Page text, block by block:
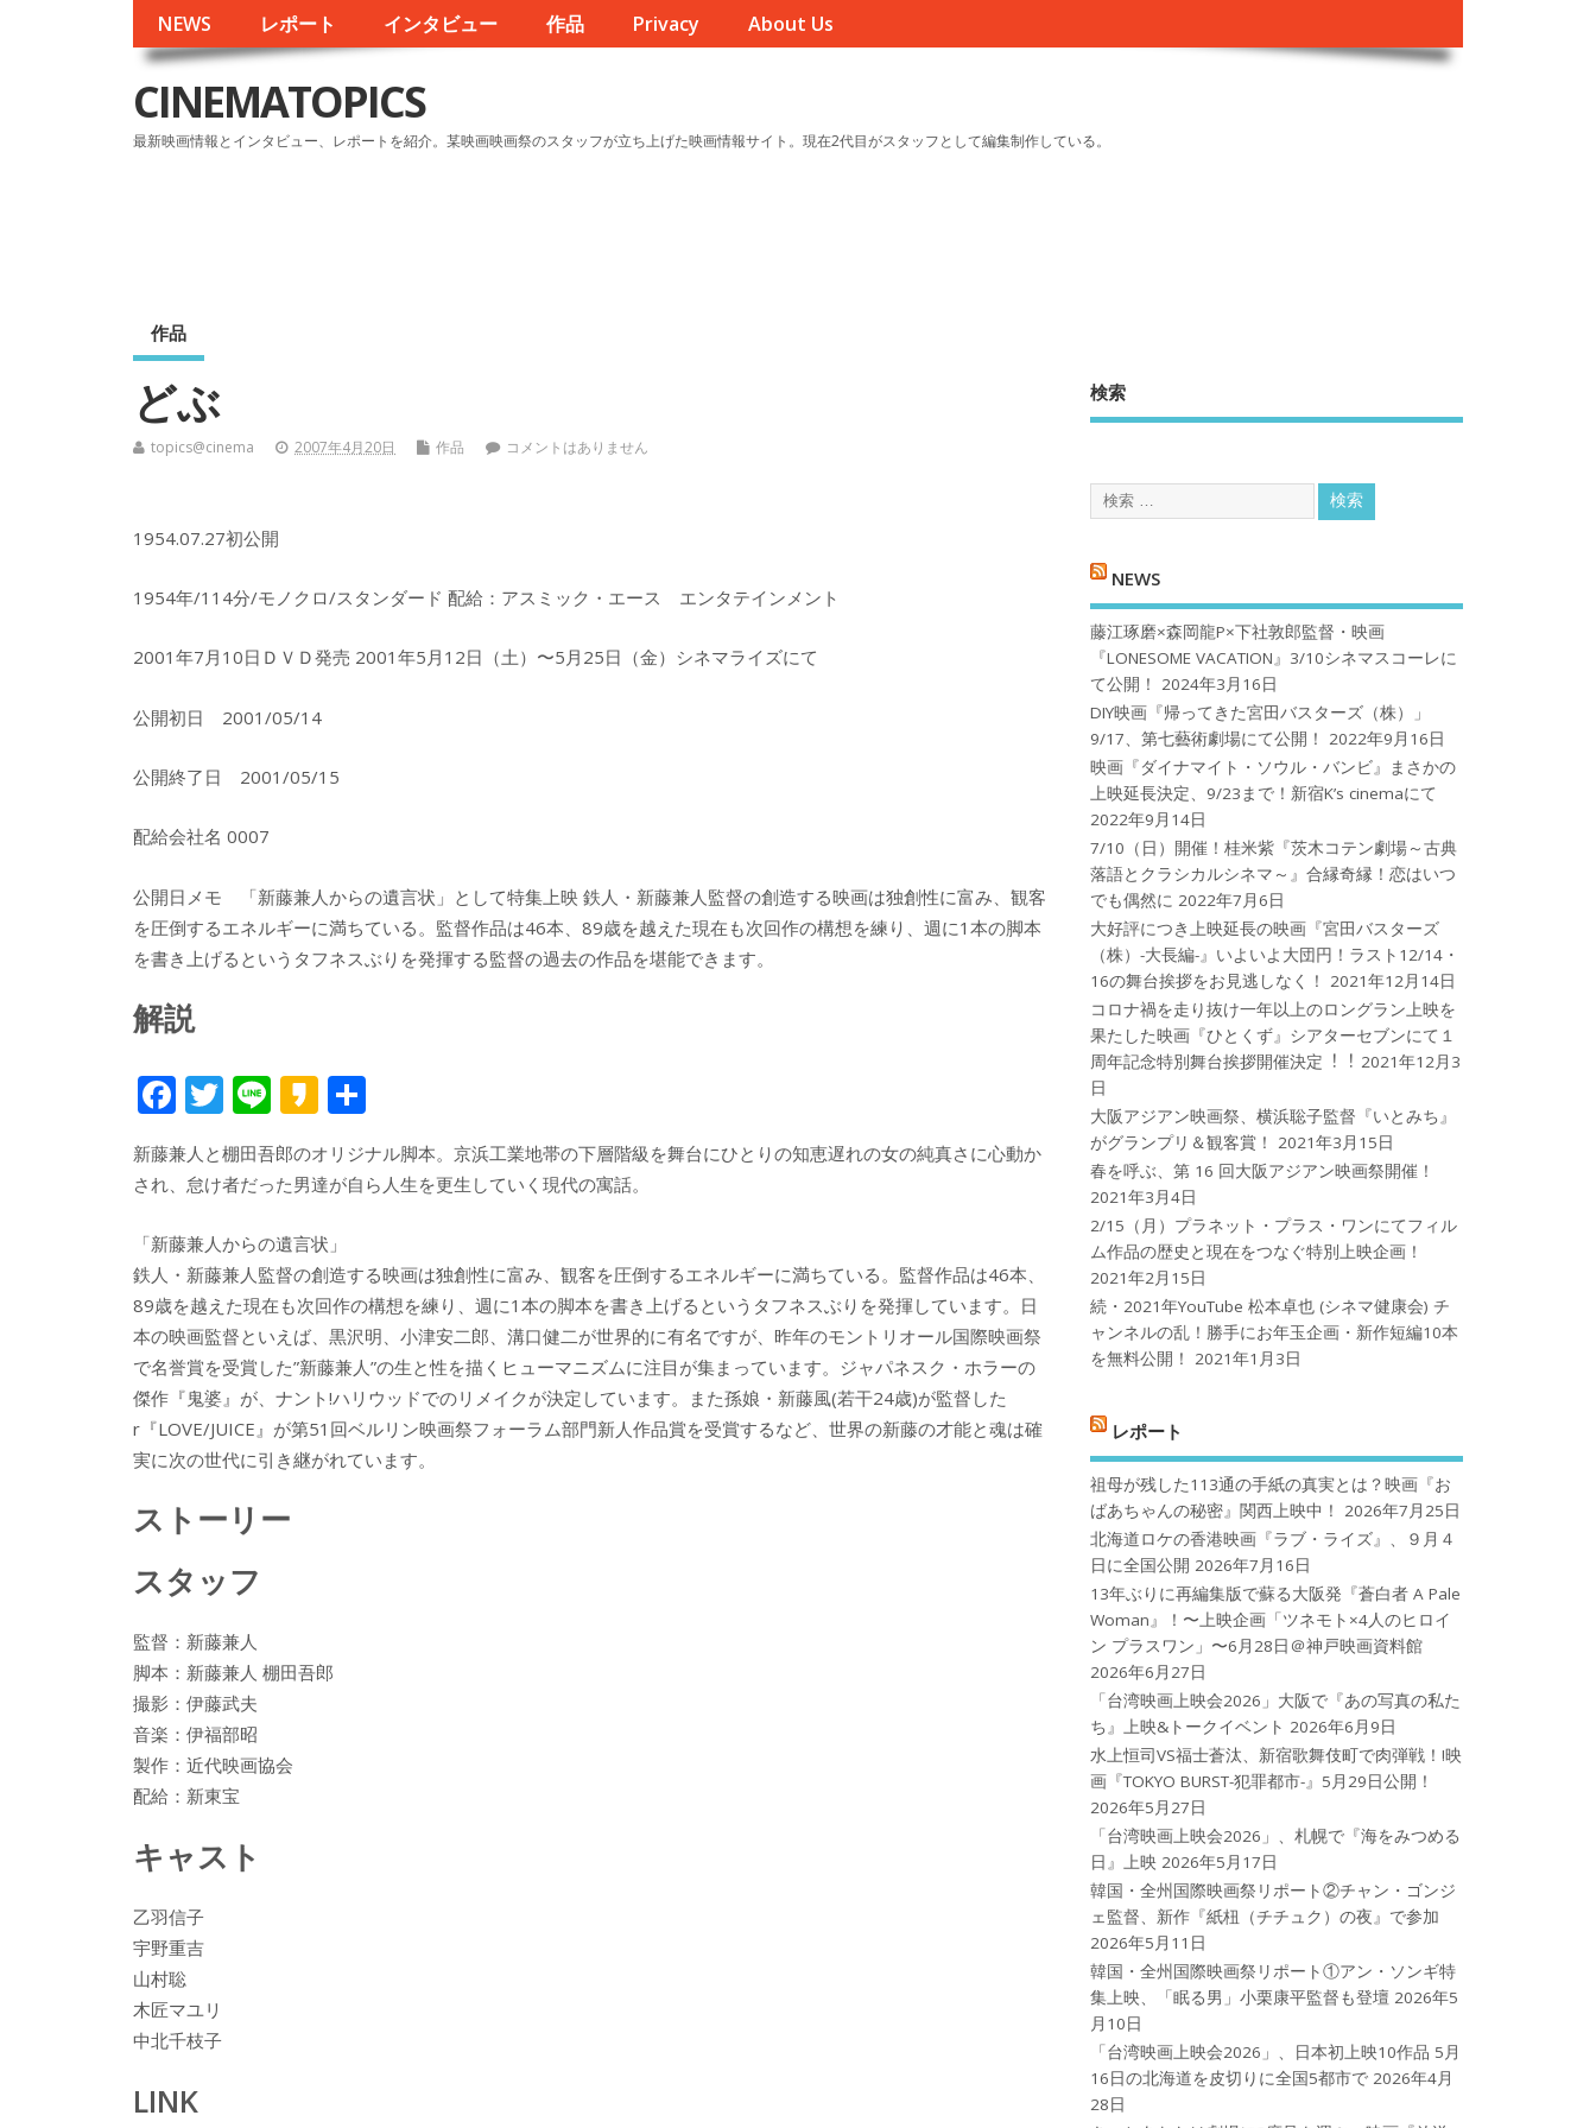
NEWS レポート インタビュー 作品 Privacy About Us
CINEMATOPICS
最新映画情報とインタビュー、レポートを紹介。某映画映画祭のスタッフが立ち上げた映画情報サイト。現在2代目がスタッフとして編集制作している。
作品
どぶ
topics@cinema 2007年4月20日 作品 コメントはありません
1954.07.27初公開
1954年/114分/モノクロ/スタンダード 配給：アスミック・エース エンタテインメント
2001年7月10日ＤＶＤ発売 2001年5月12日（土）〜5月25日（金）シネマライズにて
公開初日 2001/05/14
公開終了日 2001/05/15
配給会社名 0007
公開日メモ 「新藤兼人からの遺言状」として特集上映 鉄人・新藤兼人監督の創造する映画は独創性に富み、観客
を圧倒するエネルギーに満ちている。監督作品は46本、89歳を越えた現在も次回作の構想を練り、週に1本の脚本
を書き上げるというタフネスぶりを発揮する監督の過去の作品を堪能できます。
解説
F
ac
e
b
o
o
k
T
w
itt
er
Li
n
e
K
k
a
o
有
新藤兼人と棚田吾郎のオリジナル脚本。京浜工業地帯の下層階級を舞台にひとりの知恵遅れの女の純真さに心動か
され、怠け者だった男達が自ら人生を更生していく現代の寓話。
「新藤兼人からの遺言状」
鉄人・新藤兼人監督の創造する映画は独創性に富み、観客を圧倒するエネルギーに満ちている。監督作品は46本、
89歳を越えた現在も次回作の構想を練り、週に1本の脚本を書き上げるというタフネスぶりを発揮しています。日
本の映画監督といえば、黒沢明、小津安二郎、溝口健二が世界的に有名ですが、昨年のモントリオール国際映画祭
で名誉賞を受賞した”新藤兼人”の生と性を描くヒューマニズムに注目が集まっています。ジャパネスク・ホラーの
傑作『鬼婆』が、ナント!ハリウッドでのリメイクが決定しています。また孫娘・新藤風(若干24歳)が監督した
r『LOVE/JUICE』が第51回ベルリン映画祭フォーラム部門新人作品賞を受賞するなど、世界の新藤の才能と魂は確
実に次の世代に引き継がれています。
ストーリー
スタッフ
監督：新藤兼人
脚本：新藤兼人 棚田吾郎
撮影：伊藤武夫
音楽：伊福部昭
製作：近代映画協会
配給：新東宝
キャスト
乙羽信子
宇野重吉
山村聡
木匠マユリ
中北千枝子
LINK
検索
NEWS
藤江琢磨×森岡龍P×下社敦郎監督・映画
『LONESOME VACATION』3/10シネマスコーレに
て公開！
2024年3月16日
DIY映画『帰ってきた宮田バスターズ（株）」
9/17、第七藝術劇場にて公開！
2022年9月16日
映画『ダイナマイト・ソウル・バンビ』まさかの
上映延長決定、9/23まで！新宿K’s cinemaにて
2022年9月14日
7/10（日）開催！桂米紫『茨木コテン劇場～古典
落語とクラシカルシネマ～』合縁奇縁！恋はいつ
でも偶然に 2022年7月6日
大好評につき上映延長の映画『宮田バスターズ
（株）-大長編-』いよいよ大団円！ラスト12/14・
16の舞台挨拶をお見逃しなく！
2021年12月14日
コロナ禍を⾛り抜け⼀年以上のロングラン上映を
果たした映画『ひとくず』シアターセブンにて１
周年記念特別舞台挨拶開催決定︕︕ 2021年12月3
日
大阪アジアン映画祭、横浜聡子監督『いとみち』
がグランプリ＆観客賞！
2021年3月15日
春を呼ぶ、第 16 回大阪アジアン映画祭開催！
2021年3月4日
2/15（月）プラネット・プラス・ワンにてフィル
ム作品の歴史と現在をつなぐ特別上映企画！
2021年2月15日
続・2021年YouTube 松本卓也 (シネマ健康会) チ
ャンネルの乱！勝手にお年玉企画・新作短編10本
を無料公開！
2021年1月3日
レポート
祖母が残した113通の手紙の真実とは？映画『お
ばあちゃんの秘密』関西上映中！
2026年7月25日
北海道ロケの香港映画『ラブ・ライズ』、９月４
日に全国公開 2026年7月16日
13年ぶりに再編集版で蘇る大阪発『蒼白者 A Pale
Woman』！〜上映企画「ツネモト×4人のヒロイ
ン プラスワン」〜6月28日＠神戸映画資料館
2026年6月27日
「台湾映画上映会2026」大阪で『あの写真の私た
ち』上映&トークイベント 2026年6月9日
水上恒司VS福士蒼汰、新宿歌舞伎町で肉弾戦！!映
画『TOKYO BURST-犯罪都市-』5月29日公開！
2026年5月27日
「台湾映画上映会2026」、札幌で『海をみつめる
日』上映 2026年5月17日
韓国・全州国際映画祭リポート②チャン・ゴンジ
ェ監督、新作『紙杻（チチュク）の夜』で参加
2026年5月11日
韓国・全州国際映画祭リポート①アン・ソンギ特
集上映、「眠る男」小栗康平監督も登壇 2026年5
月10日
「台湾映画上映会2026」、日本初上映10作品 5月
16日の北海道を皮切りに全国5都市で 2026年4月
28日